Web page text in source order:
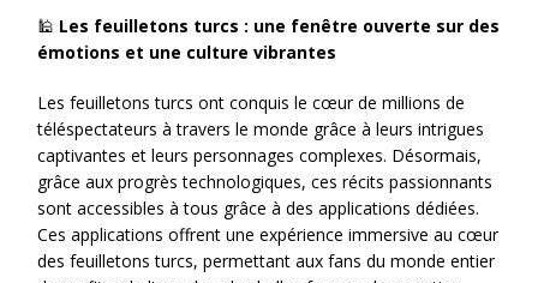
🕌 Les feuilletons turcs : une fenêtre ouverte sur des
émotions et une culture vibrantes
Les feuilletons turcs ont conquis le cœur de millions de
téléspectateurs à travers le monde grâce à leurs intrigues
captivantes et leurs personnages complexes. Désormais,
grâce aux progrès technologiques, ces récits passionnants
sont accessibles à tous grâce à des applications dédiées.
Ces applications offrent une expérience immersive au cœur
des feuilletons turcs, permettant aux fans du monde entier